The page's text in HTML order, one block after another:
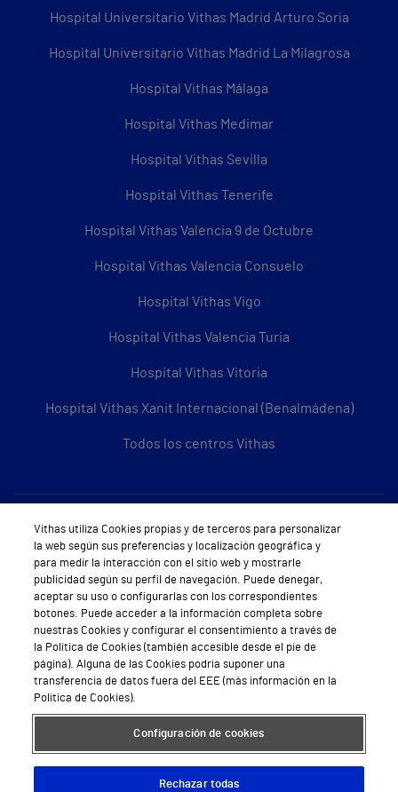
Hospital Universitario Vithas Madrid Arturo Soria
Hospital Universitario Vithas Madrid La Milagrosa
Hospital Vithas Málaga
Hospital Vithas Medimar
Hospital Vithas Sevilla
Hospital Vithas Tenerife
Hospital Vithas Valencia 9 de Octubre
Hospital Vithas Valencia Consuelo
Hospital Vithas Vigo
Hospital Vithas Valencia Turia
Hospital Vithas Vitoria
Hospital Vithas Xanit Internacional (Benalmádena)
Todos los centros Vithas
Sobre Vithas
Quiénes somos
Trabajar en Vithas
Teléfono Cita Médica
Teléfono Atención al Cliente
Política de seguridad y salud en el trabajo
Conoce a Supervita
Vithas utiliza Cookies propias y de terceros para personalizar
la web según sus preferencias y localización geográfica y
para medir la interacción con el sitio web y mostrarle
publicidad según su perfil de navegación. Puede denegar,
aceptar su uso o configurarlas con los correspondientes
botones. Puede acceder a la información completa sobre
nuestras Cookies y configurar el consentimiento a través de
la Política de Cookies (también accesible desde el pie de
página). Alguna de las Cookies podría suponer una
transferencia de datos fuera del EEE (más información en la
Política de Cookies).
Configuración de cookies
Rechazar todas